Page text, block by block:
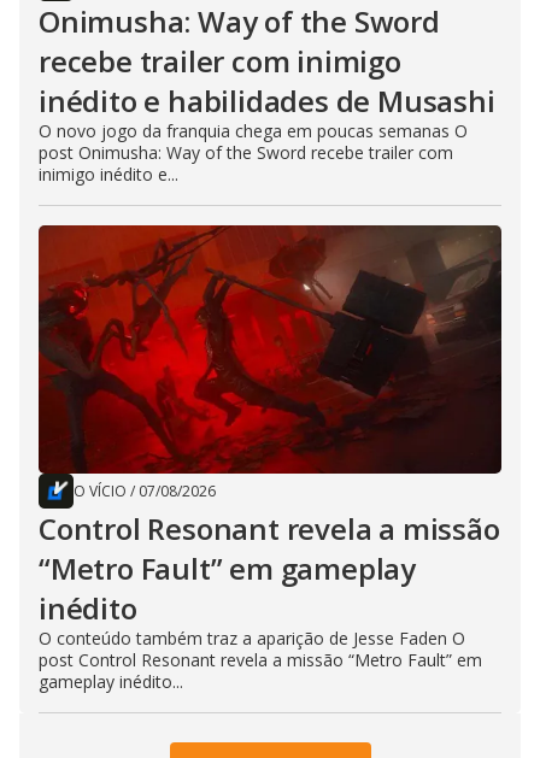
Onimusha: Way of the Sword
recebe trailer com inimigo
inédito e habilidades de Musashi
O novo jogo da franquia chega em poucas semanas O
post Onimusha: Way of the Sword recebe trailer com
inimigo inédito e...
O VÍCIO / 07/08/2026
Control Resonant revela a missão
“Metro Fault” em gameplay
inédito
O conteúdo também traz a aparição de Jesse Faden O
post Control Resonant revela a missão “Metro Fault” em
gameplay inédito...